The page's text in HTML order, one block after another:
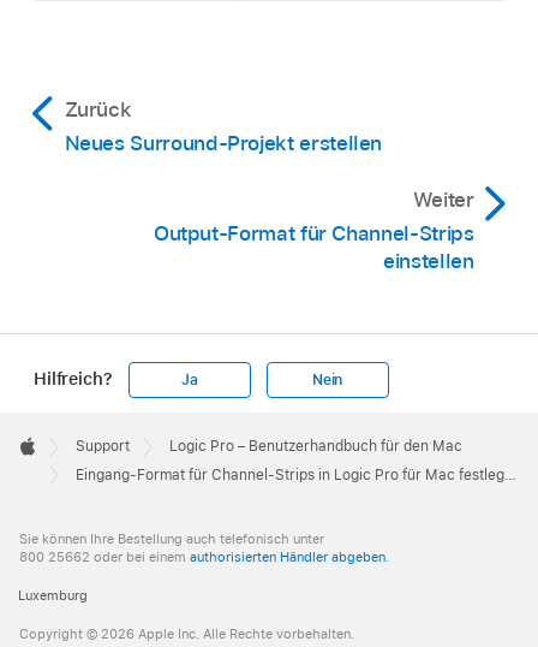
Zurück
Neues Surround-Projekt erstellen
Weiter
Output-Format für Channel-Strips
einstellen
Hilfreich? Ja Nein
Footer

Apple
Support
Logic Pro – Benutzerhandbuch für den Mac
Eingang-Format für Channel-Strips in Logic Pro für Mac festlegen
Sie können Ihre Bestellung auch telefonisch unter
800 25662 oder bei einem authorisierten Händler abgeben.
Luxemburg
Copyright © 2026 Apple Inc. Alle Rechte vorbehalten.